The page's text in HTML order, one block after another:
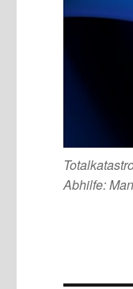
Abhilfe: